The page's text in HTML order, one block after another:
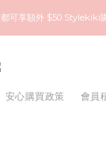
中古店！優質保健美容產
可享額外 $50 Stylekiki
安心購買政策 會員